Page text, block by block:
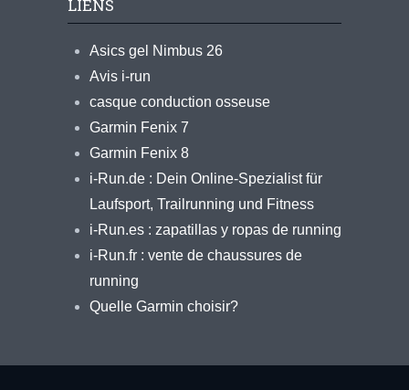
LIENS
Asics gel Nimbus 26
Avis i-run
casque conduction osseuse
Garmin Fenix 7
Garmin Fenix 8
i-Run.de : Dein Online-Spezialist für
Laufsport, Trailrunning und Fitness
i-Run.es : zapatillas y ropas de running
i-Run.fr : vente de chaussures de
running
Quelle Garmin choisir?